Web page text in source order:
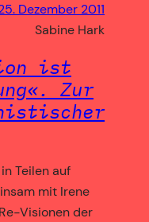
Dezember 2011
Sabine Hark
ist
Zur
Teilen auf
mit Irene
Visionen der